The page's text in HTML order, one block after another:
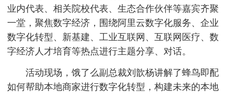
业内代表、相关院校代表、生态合作伙伴等嘉宾齐聚
一堂，聚焦数字经济，围绕阿里云数字化服务、企业
数字化转型、新基建、工业互联网、互联网医疗、数
字经济人才培育等热点进行主题分享、对话。
活动现场，饿了么副总裁刘歆杨讲解了蜂鸟即配
如何帮助本地商家进行数字化转型，构建未来的本地